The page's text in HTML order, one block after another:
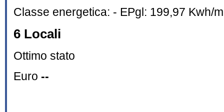
Classe energetica: - EPgl: 199,97 Kwh/
6 Locali
Ottimo stato
Euro--